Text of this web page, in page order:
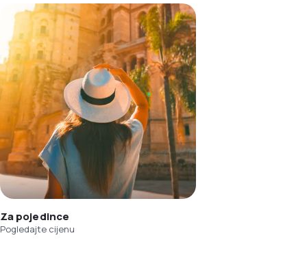
Za pojedince
Pogledajte cijenu